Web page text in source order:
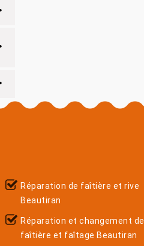
Réparation de faîtière et rive
Beautiran
Réparation et changement de
faîtière et faîtage Beautiran